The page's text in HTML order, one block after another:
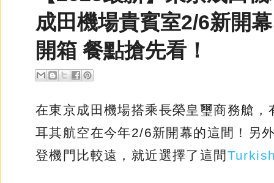
成田機場貴賓室2/6新開
開箱 餐點搶先看！
在東京成田機場搭乘長榮皇璽商務艙
耳其航空在今年2/6新開幕的這間！另
登機門比較遠，就近選擇了這間